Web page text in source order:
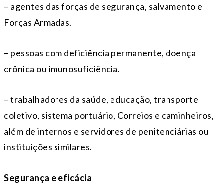
– agentes das forças de segurança, salvamento e
Forças Armadas.
– pessoas com deficiência permanente, doença
crônica ou imunosuficiência.
– trabalhadores da saúde, educação, transporte
coletivo, sistema portuário, Correios e caminheiros,
além de internos e servidores de penitenciárias ou
instituições similares.
Segurança e eficácia